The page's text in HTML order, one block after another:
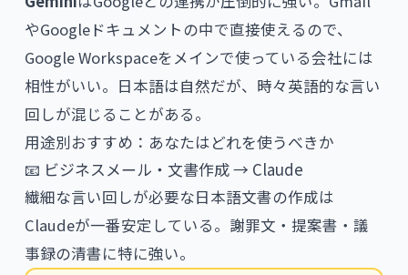
やGoogleドキュメントの中で直接使えるので、
Google Workspaceをメインで使っている会社には
相性がいい。日本語は自然だが、時々英語的な言い
回しが混じることがある。
用途別おすすめ：あなたはどれを使うべきか
📧 ビジネスメール・文書作成 → Claude
繊細な言い回しが必要な日本語文書の作成は
Claudeが一番安定している。謝罪文・提案書・議
事録の清書に特に強い。